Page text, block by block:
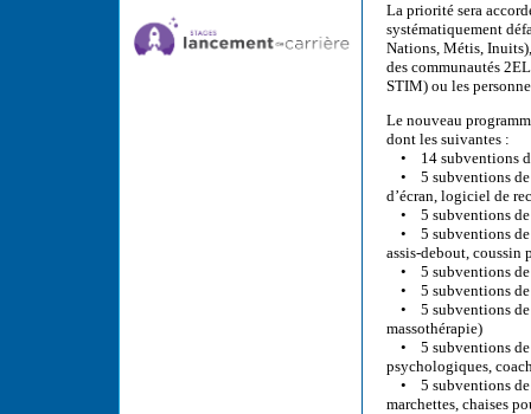
La priorité sera
systématiquement
Nations, Métis, Inuits),
des communautés
STIM) ou les
Le nouveau
dont les suivantes :
• 14 subventions
• 5 subventions de
d’écran, logiciel de
• 5 subventions de
• 5 subventions de
assis-debout,
• 5 subventions de
• 5 subventions de
• 5 subventions de
massothérapie)
• 5 subventions de
psychologiques,
• 5 subventions de
marchettes, chaises